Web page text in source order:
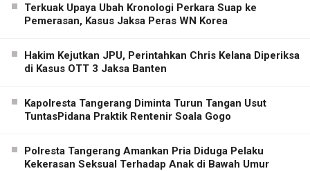
Terkuak Upaya Ubah Kronologi Perkara Suap ke
Pemerasan, Kasus Jaksa Peras WN Korea
Hakim Kejutkan JPU, Perintahkan Chris Kelana Diperiksa
di Kasus OTT 3 Jaksa Banten
Kapolresta Tangerang Diminta Turun Tangan Usut
TuntasPidana Praktik Rentenir Soala Gogo
Polresta Tangerang Amankan Pria Diduga Pelaku
Kekerasan Seksual Terhadap Anak di Bawah Umur